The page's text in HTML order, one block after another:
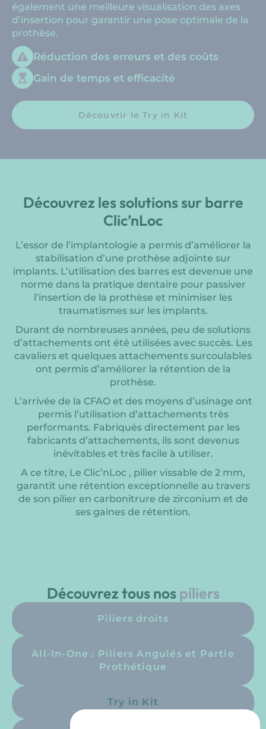
également une meilleure visualisation des axes
d’insertion pour garantir une pose optimale de la
prothèse.
Réduction des erreurs et des coûts
Gain de temps et efficacité
Découvrir le Try in Kit
Découvrez les solutions sur barre
Clic’nLoc
L’essor de l’implantologie a permis d’améliorer la
stabilisation d’une prothèse adjointe sur
implants. L’utilisation des barres est devenue une
norme dans la pratique dentaire pour passiver
l’insertion de la prothèse et minimiser les
traumatismes sur les implants.
Durant de nombreuses années, peu de solutions
d’attachements ont été utilisées avec succès. Les
cavaliers et quelques attachements surcoulables
ont permis d’améliorer la rétention de la
prothèse.
L’arrivée de la CFAO et des moyens d’usinage ont
permis l’utilisation d’attachements très
performants. Fabriqués directement par les
fabricants d’attachements, ils sont devenus
inévitables et très facile à utiliser.
A ce titre, Le Clic’nLoc , pilier vissable de 2 mm,
garantit une rétention exceptionnelle au travers
de son pilier en carbonitrure de zirconium et de
ses gaines de rétention.
Découvrez tous nospiliers
Piliers droits
All-In-One : Piliers Angulés et Partie
Prothétique
Try in Kit